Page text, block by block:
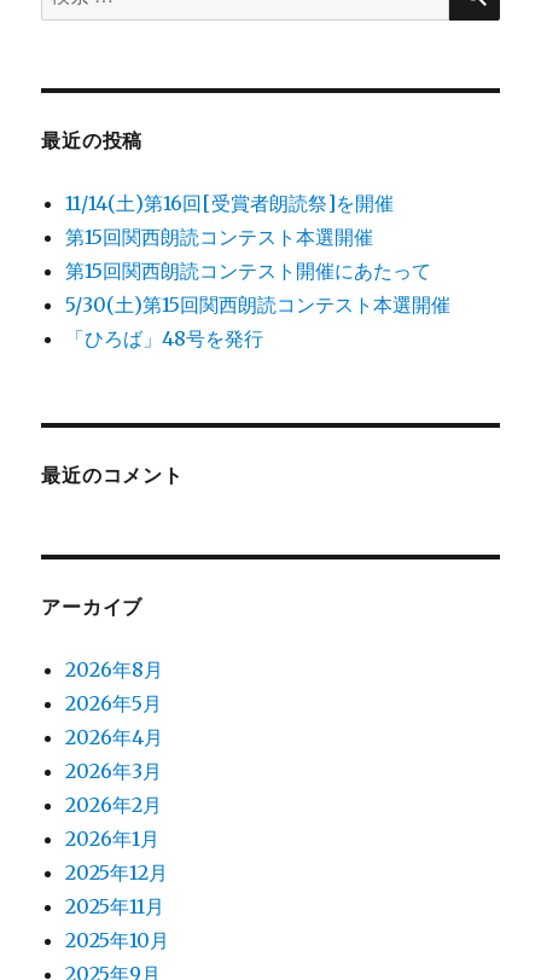
索
象:
最近の投稿
11/14(土)第16回[受賞者朗読祭]を開催
第15回関西朗読コンテスト本選開催
第15回関西朗読コンテスト開催にあたって
5/30(土)第15回関西朗読コンテスト本選開催
「ひろば」48号を発行
最近のコメント
アーカイブ
2026年8月
2026年5月
2026年4月
2026年3月
2026年2月
2026年1月
2025年12月
2025年11月
2025年10月
2025年9月